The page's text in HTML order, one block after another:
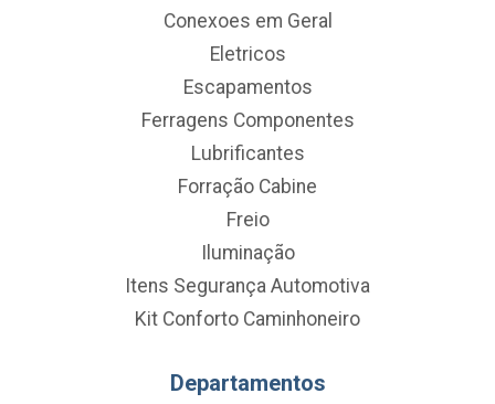
Conexoes em Geral
Eletricos
Escapamentos
Ferragens Componentes
Lubrificantes
Forração Cabine
Freio
Iluminação
Itens Segurança Automotiva
Kit Conforto Caminhoneiro
Departamentos